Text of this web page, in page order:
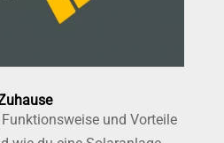
und Vorteile